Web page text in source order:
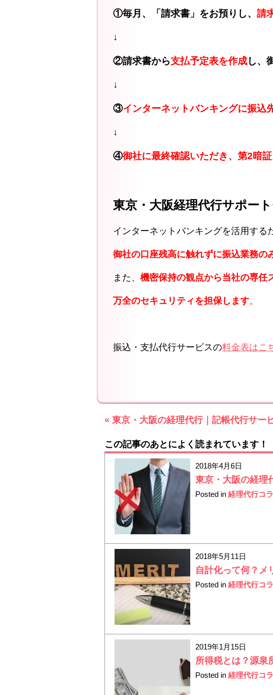
①毎月、「請求書」をお預りし、 請
↓
②請求書から支払予定表を作成し、
↓
③インターネットバンキングに振込
↓
④御社に最終確認いただき、第2暗
東京・大阪経理代行サポー
インターネットバンキングを活用する
御社の口座残高に触れずに振込業務の
また、 機密保持の観点から当社の専任
万全のセキュリティを担保します。
振込・支払代行サービスの料金表はこ
« 東京・大阪の経理代行｜記帳代行サー
この記事のあとによく読まれています！
2018年4月6日
東京・大阪の経理
Posted in 経理代行コ
2018年5月11日
自計化って何？メ
Posted in 経理代行コ
2019年1月15日
所得税とは？源泉
Posted in 経理代行コ